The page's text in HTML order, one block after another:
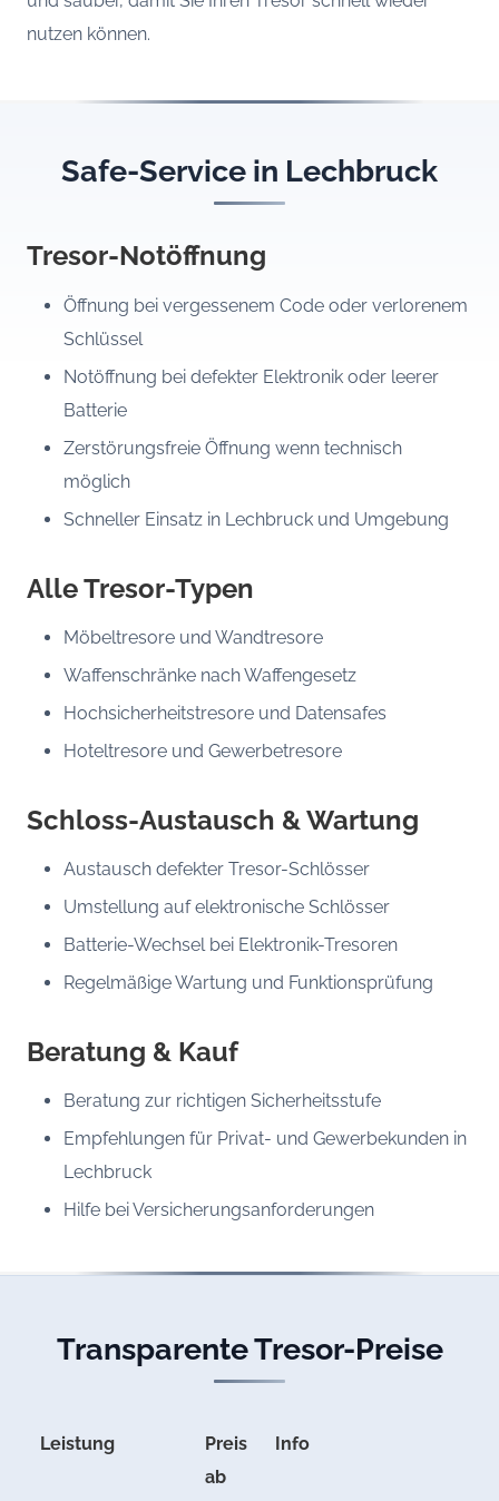
nutzen können.
Safe-Service in Lechbruck
Tresor-Notöffnung
Öffnung bei vergessenem Code oder verlorenem
Schlüssel
Notöffnung bei defekter Elektronik oder leerer
Batterie
Zerstörungsfreie Öffnung wenn technisch
möglich
Schneller Einsatz in Lechbruck und Umgebung
Alle Tresor-Typen
Möbeltresore und Wandtresore
Waffenschränke nach Waffengesetz
Hochsicherheitstresore und Datensafes
Hoteltresore und Gewerbetresore
Schloss-Austausch & Wartung
Austausch defekter Tresor-Schlösser
Umstellung auf elektronische Schlösser
Batterie-Wechsel bei Elektronik-Tresoren
Regelmäßige Wartung und Funktionsprüfung
Beratung & Kauf
Beratung zur richtigen Sicherheitsstufe
Empfehlungen für Privat- und Gewerbekunden in
Lechbruck
Hilfe bei Versicherungsanforderungen
Transparente Tresor-Preise
Leistung
Preis
ab
Info